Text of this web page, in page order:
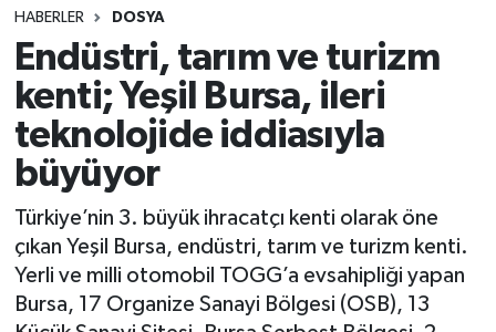
HABERLER DOSYA
Endüstri, tarım ve turizm
kenti; Yeşil Bursa, ileri
teknolojide iddiasıyla
büyüyor
Türkiye’nin 3. büyük ihracatçı kenti olarak öne
çıkan Yeşil Bursa, endüstri, tarım ve turizm kenti.
Yerli ve milli otomobil TOGG’a evsahipliği yapan
Bursa, 17 Organize Sanayi Bölgesi (OSB), 13
ETKİNLİK
GÜNCEL
HABERLER
KAPAK
OSB
SEKTÖR